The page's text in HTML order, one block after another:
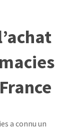
a connu un